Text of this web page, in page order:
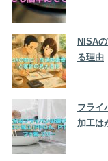
NISA
る理由
フライ
加工は